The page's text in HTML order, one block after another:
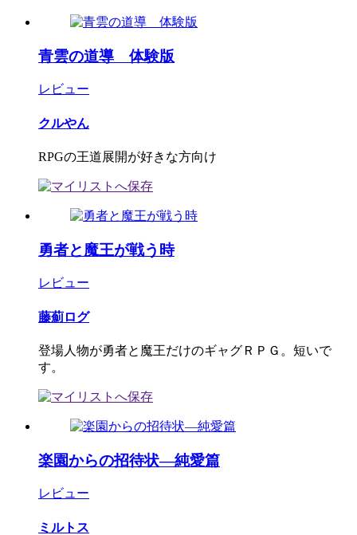
青雲の道導 体験版
レビュー
クルやん
RPGの王道展開が好きな方向け
勇者と魔王が戦う時
レビュー
藤薊ログ
登場人物が勇者と魔王だけのギャグＲＰＧ。短いで
す。
楽園からの招待状―純愛篇
レビュー
ミルトス